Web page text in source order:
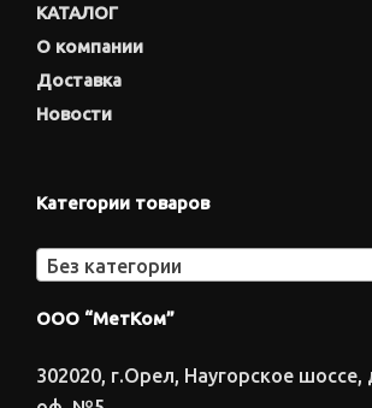
КАТАЛОГ
О компании
Доставка
Новости
Категории товаров
Без категории
ООО “МетКом”
302020, г.Орел, Наугорское шоссе,